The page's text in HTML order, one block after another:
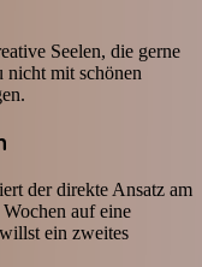
Seelen, die gerne
nicht mit schönen
der direkte Ansatz am
auf eine
ein zweites